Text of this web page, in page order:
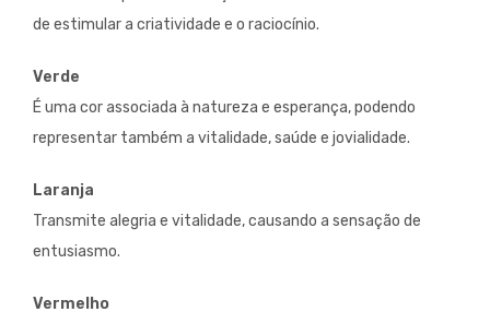
de estimular a criatividade e o raciocínio.
Verde
É uma cor associada à natureza e esperança, podendo
representar também a vitalidade, saúde e jovialidade.
Laranja
Transmite alegria e vitalidade, causando a sensação de
entusiasmo.
Vermelho